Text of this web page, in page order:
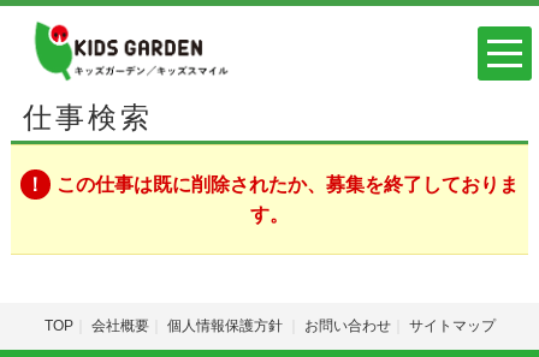
仕事検索
この仕事は既に削除されたか、募集を終了しておりま
す。
TOP 会社概要 個人情報保護方針 お問い合わせ サイトマップ